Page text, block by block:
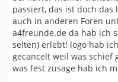
passiert, das ist doch das
auch in anderen Foren
a4freunde.de da hab ich
selten) erlebt! logo hab
gecancelt weil was schief
was fest zusage hab ich